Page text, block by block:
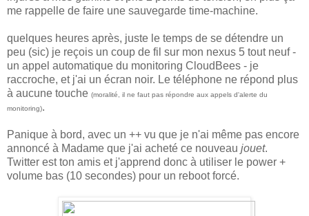
me rappelle de faire une sauvegarde time-machine.
quelques heures après, juste le temps de se détendre un
peu (sic) je reçois un coup de fil sur mon nexus 5 tout neuf -
un appel automatique du monitoring CloudBees - je
raccroche, et j'ai un écran noir. Le téléphone ne répond plus
à aucune touche (moralité, il ne faut pas répondre aux appels d'alerte du
monitoring).
Panique à bord, avec un ++ vu que je n'ai même pas encore
annoncé à Madame que j'ai acheté ce nouveau jouet.
Twitter est ton amis et j'apprend donc à utiliser le power +
volume bas (10 secondes) pour un reboot forcé.